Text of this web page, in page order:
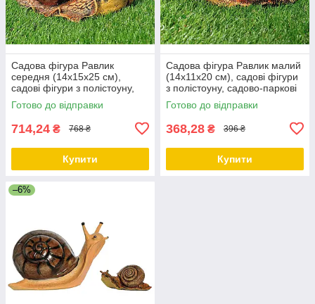
Садова фігура Равлик
середня (14х15х25 см),
садові фігури з полістоуну,
садово-паркові фігури
Готово до відправки
714,24 ₴ 768 ₴
Купити
Садова фігура Равлик малий
(14х11х20 см), садові фігури
з полістоуну, садово-паркові
фігури
Готово до відправки
368,28 ₴ 396 ₴
Купити
–6%